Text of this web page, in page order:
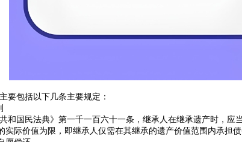
要包括以下几条主要规定‌：
和国民法典》第一千一百六十一条，继承人在继承遗产时，应
实际价值为限，即继承人仅需在其继承的遗产价值范围内承担